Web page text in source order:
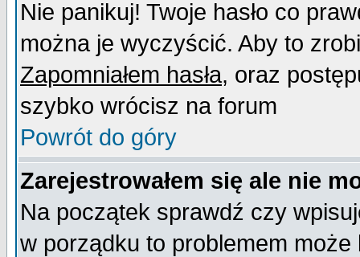
Nie panikuj! Twoje hasło co
można je wyczyścić. Aby to
Zapomniałem hasła, oraz
szybko wrócisz na forum
Powrót do góry
Zarejestrowałem się ale nie
Na początek sprawdź czy
w porządku to problemem